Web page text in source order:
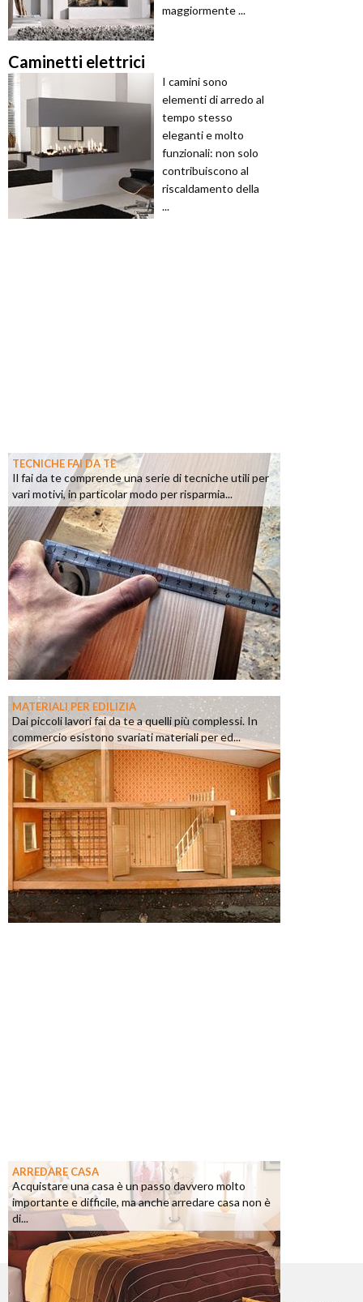
maggiormente ...
Caminetti elettrici
I camini sono
elementi di arredo al
tempo stesso
eleganti e molto
funzionali: non solo
contribuiscono al
riscaldamento della
...
TECNICHE FAI DA TE
Il fai da te comprende una serie di tecniche utili per
vari motivi, in particolar modo per risparmia...
MATERIALI PER EDILIZIA
Dai piccoli lavori fai da te a quelli più complessi. In
commercio esistono svariati materiali per ed...
ARREDARE CASA
Acquistare una casa è un passo davvero molto
importante e difficile, ma anche arredare casa non è
di...